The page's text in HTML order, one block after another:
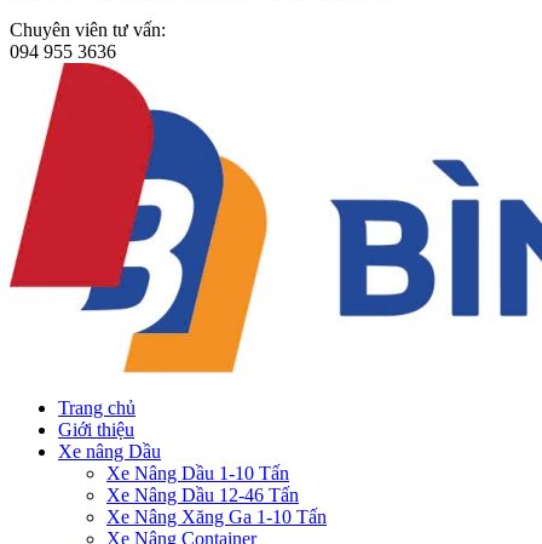
Chuyên viên tư vấn:
094 955 3636
Trang chủ
Giới thiệu
Xe nâng Dầu
Xe Nâng Dầu 1-10 Tấn
Xe Nâng Dầu 12-46 Tấn
Xe Nâng Xăng Ga 1-10 Tấn
Xe Nâng Container